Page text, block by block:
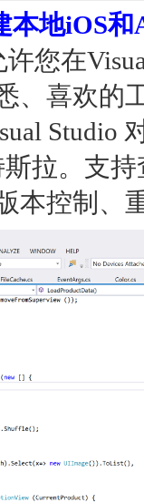
本地iOS
您在
、喜欢的
Studio
斯拉。支
本控制、